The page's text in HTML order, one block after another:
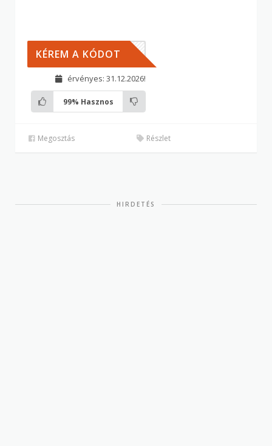
LDIK
KÉREM A KÓDOT
érvényes: 31.12.2026!
99% Hasznos
Megosztás Részlet
HIRDETÉS